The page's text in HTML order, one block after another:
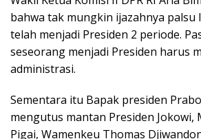
bahwa tak mungkin ijazahnya palsu
telah menjadi Presiden 2 periode.
seseorang menjadi Presiden harus
administrasi.
Sementara itu Bapak presiden
mengutus mantan Presiden Jokowi,
Pigai, Wamenkeu Thomas